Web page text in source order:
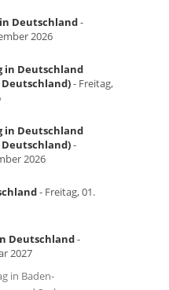
Deutschland-
2026
in Deutschland
- Freitag,
in Deutschland
-
2026
- Freitag, 01.
Deutschland-
2027
in Baden-